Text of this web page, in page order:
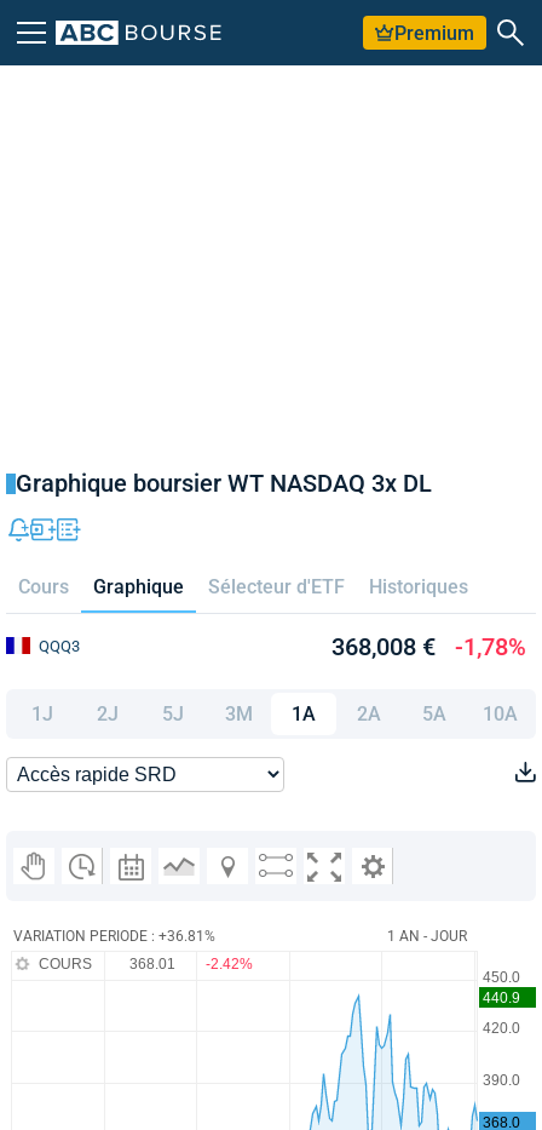
Premium
Graphique boursier WT NASDAQ 3x DL
Cours Graphique Sélecteur d'ETF Historiques
QQQ3 368,008 € -1,78%
1J 2J 5J 3M 1A 2A 5A 10A
VARIATION PERIODE : +36.81% 1 AN - JOUR
COURS 368.01 -2.42%